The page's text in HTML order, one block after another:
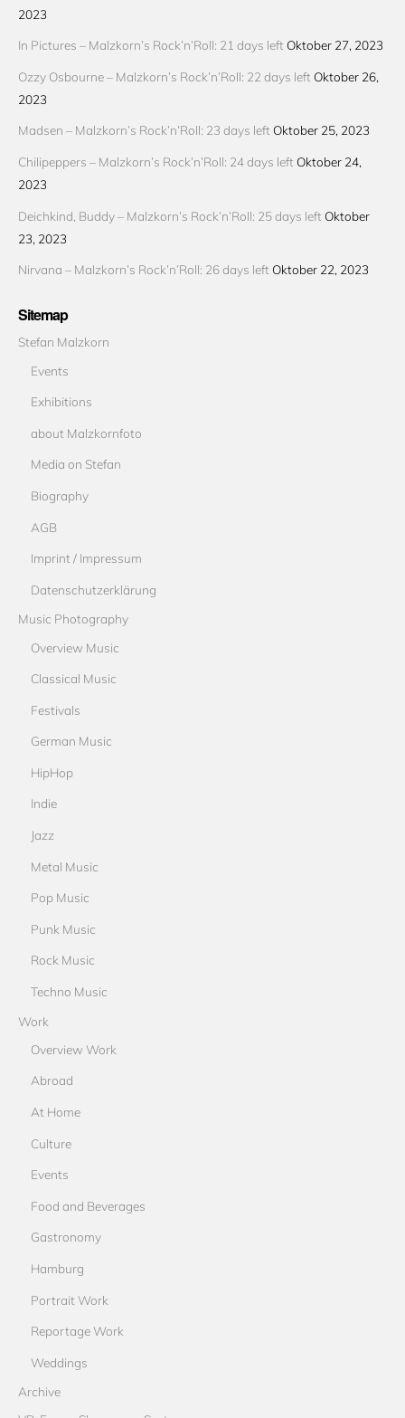
2023
In Pictures – Malzkorn’s Rock’n’Roll: 21 days left Oktober 27, 2023
Ozzy Osbourne – Malzkorn’s Rock’n’Roll: 22 days left Oktober 26,
2023
Madsen – Malzkorn’s Rock’n’Roll: 23 days left Oktober 25, 2023
Chilipeppers – Malzkorn’s Rock’n’Roll: 24 days left Oktober 24,
2023
Deichkind, Buddy – Malzkorn’s Rock’n’Roll: 25 days left Oktober
23, 2023
Nirvana – Malzkorn’s Rock’n’Roll: 26 days left Oktober 22, 2023
Sitemap
Stefan Malzkorn
Events
Exhibitions
about Malzkornfoto
Media on Stefan
Biography
AGB
Imprint / Impressum
Datenschutzerklärung
Music Photography
Overview Music
Classical Music
Festivals
German Music
HipHop
Indie
Jazz
Metal Music
Pop Music
Punk Music
Rock Music
Techno Music
Work
Overview Work
Abroad
At Home
Culture
Events
Food and Beverages
Gastronomy
Hamburg
Portrait Work
Reportage Work
Weddings
Archive